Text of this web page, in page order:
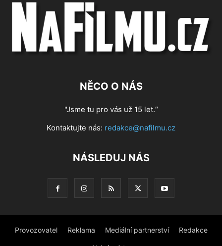
NĚCO O NÁS
"Jsme tu pro vás už 15 let.“
Kontaktujte nás: redakce@nafilmu.cz
NÁSLEDUJ NÁS
Provozovatel Reklama Mediální partnerství Redakce